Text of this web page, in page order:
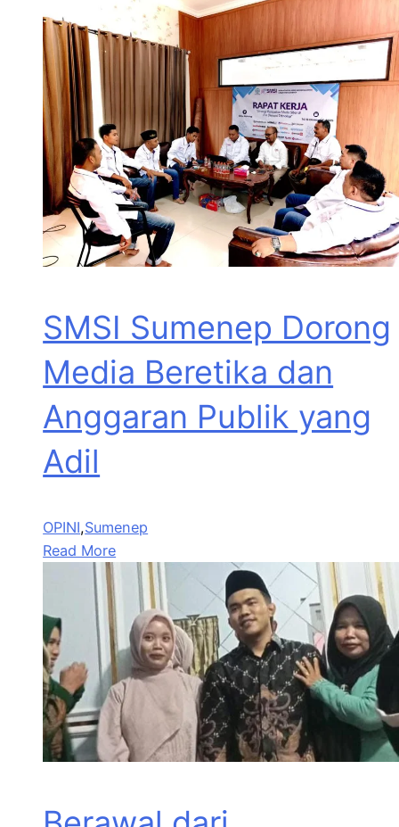
SMSI Sumenep Dorong
Media Beretika dan
Anggaran Publik yang
Adil
OPINI,Sumenep
Read More